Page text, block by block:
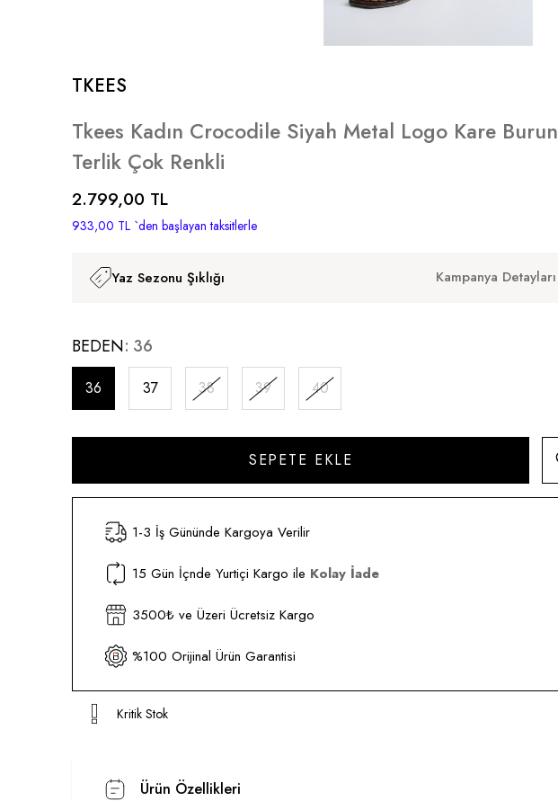
TKEES
Tkees Kadın Crocodile Siyah Metal Logo Kare Burun
Terlik Çok Renkli
2.799,00 TL
933,00 TL `den başlayan taksitlerle
Yaz Sezonu Şıklığı Kampanya Detayları
BEDEN 36
36 37 38 39 40
1-3 İş Gününde Kargoya Verilir
15 Gün İçnde Yurtiçi Kargo ile Kolay İade
3500₺ ve Üzeri Ücretsiz Kargo
%100 Orijinal Ürün Garantisi
Kritik Stok
Ürün Özellikleri